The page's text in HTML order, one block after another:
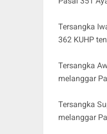
Tersangka
362 KUHP
Tersangka
melanggar
Tersangka
melanggar